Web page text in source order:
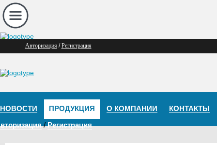
Авторизация /Регистрация
НОВОСТИ ПРОДУКЦИЯ О КОМПАНИИ
КОНТАКТЫ
/Регистрация